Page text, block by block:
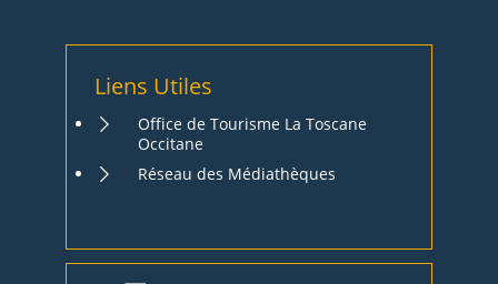
Liens Utiles
Office de Tourisme La Toscane
Occitane
Réseau des Médiathèques